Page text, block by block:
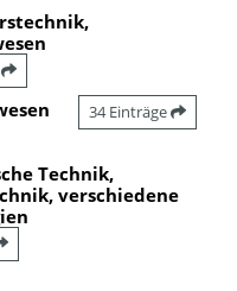
34 Einträge
Technik,
verschiedene